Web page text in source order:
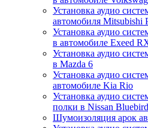
Установка аудио
автомобиля Mitsubishi
Установка аудио
в автомобиле Exeed
Установка аудио
в Mazda 6
Установка аудио
автомобиле Kia Rio
Установка аудио
полки в Nissan Bluebird
Шумоизоляция арок